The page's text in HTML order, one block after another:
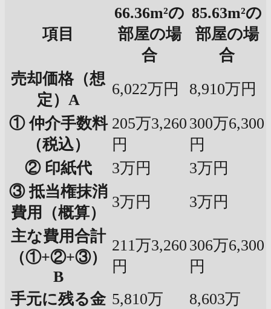
項目
66.36m²の
部屋の場
合
85.63m²の
部屋の場
合
売却価格（想
定）A
6,022万円
8,910万円
① 仲介手数料
（税込）
205万3,260
円
300万6,300
円
② 印紙代
3万円
3万円
③ 抵当権抹消
費用（概算）
3万円
3万円
主な費用合計
（①+②+③）
B
211万3,260
円
306万6,300
円
手元に残る金 5,810万
8,603万